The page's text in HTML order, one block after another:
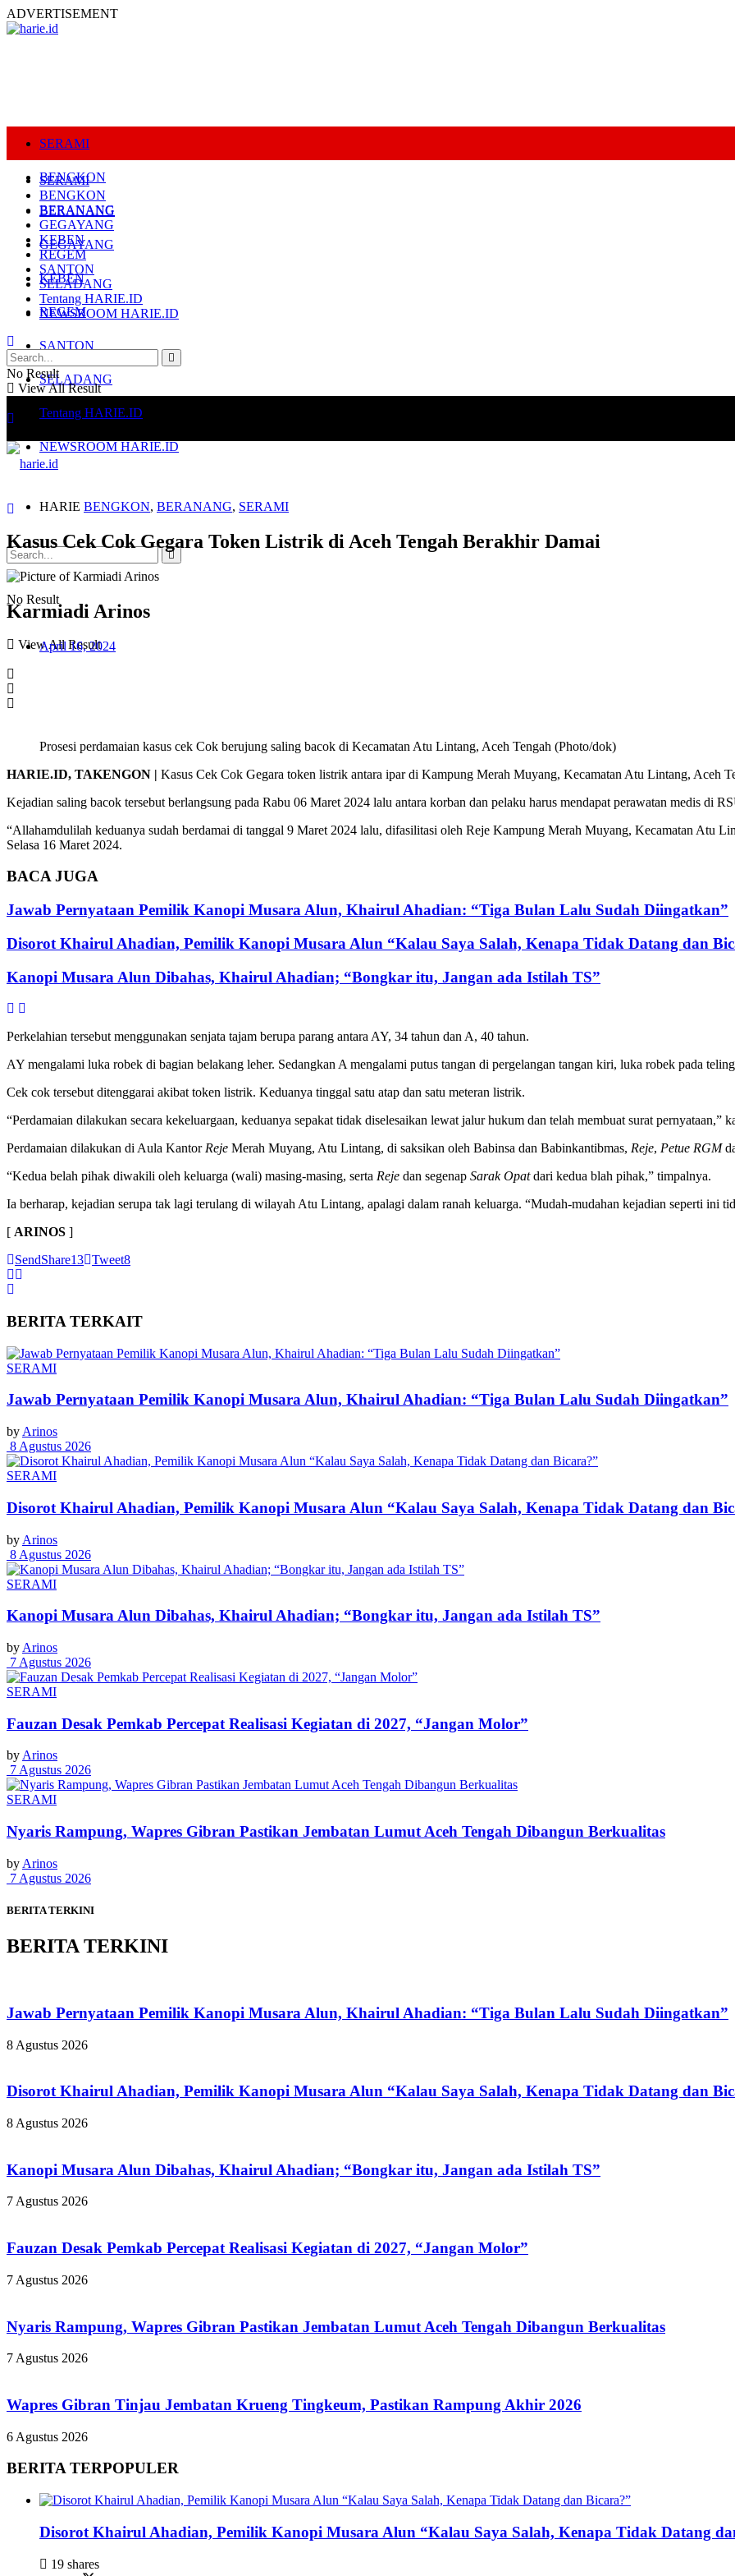
ADVERTISEMENT
SERAMI
BENGKON
BERANANG
GEGAYANG
KEBEN
REGEM
SANTON
SELADANG
Tentang HARIE.ID
NEWSROOM HARIE.ID
SERAMI
BENGKON
BERANANG
GEGAYANG
KEBEN
REGEM
SANTON
SELADANG
Tentang HARIE.ID
NEWSROOM HARIE.ID
No Result
View All Result
No Result
View All Result
HARIE BENGKON, BERANANG, SERAMI
Kasus Cek Cok Gegara Token Listrik di Aceh Tengah Berakhir Damai
Karmiadi Arinos
April 16, 2024
Prosesi perdamaian kasus cek Cok berujung saling bacok di Kecamatan Atu Lintang, Aceh Tengah (Photo/dok)
HARIE.ID, TAKENGON | Kasus Cek Cok Gegara token listrik antara ipar di Kampung Merah Muyang, Kecamatan Atu Lintang, Aceh
Kejadian saling bacok tersebut berlangsung pada Rabu 06 Maret 2024 lalu antara korban dan pelaku harus mendapat perawatan medis di
“Allahamdulilah keduanya sudah berdamai di tanggal 9 Maret 2024 lalu, difasilitasi oleh Reje Kampung Merah Muyang, Kecamatan Atu
Selasa 16 Maret 2024.
BACAJUGA
Jawab Pernyataan Pemilik Kanopi Musara Alun, Khairul Ahadian: “Tiga Bulan Lalu Sudah Diingatkan”
Disorot Khairul Ahadian, Pemilik Kanopi Musara Alun “Kalau Saya Salah, Kenapa Tidak Datang dan
Kanopi Musara Alun Dibahas, Khairul Ahadian; “Bongkar itu, Jangan ada Istilah TS”
Perkelahian tersebut menggunakan senjata tajam berupa parang antara AY, 34 tahun dan A, 40 tahun.
AY mengalami luka robek di bagian belakang leher. Sedangkan A mengalami putus tangan di pergelangan tangan kiri, luka robek pada
Cek cok tersebut ditenggarai akibat token listrik. Keduanya tinggal satu atap dan satu meteran listrik.
“Perdamaian dilakukan secara kekeluargaan, keduanya sepakat tidak diselesaikan lewat jalur hukum dan telah membuat surat pernyataan,”
Perdamaian dilakukan di Aula Kantor Reje Merah Muyang, Atu Lintang, di saksikan oleh Babinsa dan Babinkantibmas, Reje, Petue RGM
“Kedua belah pihak diwakili oleh keluarga (wali) masing-masing, serta Reje dan segenap Sarak Opatdari kedua blah pihak,” timpalnya.
Ia berharap, kejadian serupa tak lagi terulang di wilayah Atu Lintang, apalagi dalam ranah keluarga. “Mudah-mudahan kejadian seperti ini
[ ARINOS ]
SendShare13 Tweet8
BERITA TERKAIT
SERAMI
Jawab Pernyataan Pemilik Kanopi Musara Alun, Khairul Ahadian: “Tiga Bulan Lalu Sudah Diingatkan”
by Arinos
8 Agustus 2026
SERAMI
Disorot Khairul Ahadian, Pemilik Kanopi Musara Alun “Kalau Saya Salah, Kenapa Tidak Datang dan
by Arinos
8 Agustus 2026
SERAMI
Kanopi Musara Alun Dibahas, Khairul Ahadian; “Bongkar itu, Jangan ada Istilah TS”
by Arinos
7 Agustus 2026
SERAMI
Fauzan Desak Pemkab Percepat Realisasi Kegiatan di 2027, “Jangan Molor”
byArinos
7 Agustus 2026
SERAMI
Nyaris Rampung, Wapres Gibran Pastikan Jembatan Lumut Aceh Tengah Dibangun Berkualitas
by Arinos
7 Agustus 2026
BERITA TERKINI
BERITA TERKINI
Jawab Pernyataan Pemilik Kanopi Musara Alun, Khairul Ahadian: “Tiga Bulan Lalu Sudah Diingatkan”
8 Agustus 2026
Disorot Khairul Ahadian, Pemilik Kanopi Musara Alun “Kalau Saya Salah, Kenapa Tidak Datang dan
8 Agustus 2026
Kanopi Musara Alun Dibahas, Khairul Ahadian; “Bongkar itu, Jangan ada Istilah TS”
7 Agustus 2026
Fauzan Desak Pemkab Percepat Realisasi Kegiatan di 2027, “Jangan Molor”
7 Agustus 2026
Nyaris Rampung, Wapres Gibran Pastikan Jembatan Lumut Aceh Tengah Dibangun Berkualitas
7 Agustus 2026
Wapres Gibran Tinjau Jembatan Krueng Tingkeum, Pastikan Rampung Akhir 2026
6 Agustus 2026
BERITA TERPOPULER
Disorot Khairul Ahadian, Pemilik Kanopi Musara Alun “Kalau Saya Salah, Kenapa Tidak Datang
19 shares